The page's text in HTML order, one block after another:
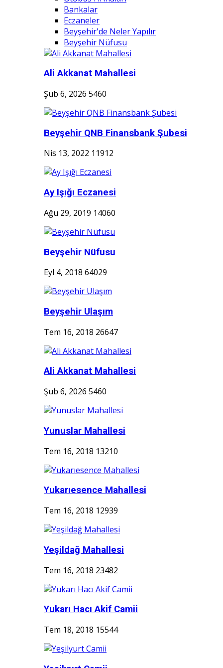
Bankalar
Eczaneler
Beyşehir'de Neler Yapılır
Beyşehir Nüfusu
Ali Akkanat Mahallesi
Şub 6, 2026 5460
Beyşehir QNB Finansbank Şubesi
Nis 13, 2022 11912
Ay Işığı Eczanesi
Ağu 29, 2019 14060
Beyşehir Nüfusu
Eyl 4, 2018 64029
Beyşehir Ulaşım
Tem 16, 2018 26647
Ali Akkanat Mahallesi
Şub 6, 2026 5460
Yunuslar Mahallesi
Tem 16, 2018 13210
Yukarıesence Mahallesi
Tem 16, 2018 12939
Yeşildağ Mahallesi
Tem 16, 2018 23482
Yukarı Hacı Akif Camii
Tem 18, 2018 15544